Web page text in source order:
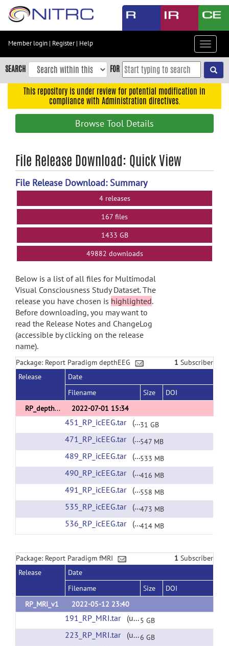
Skip
content
Skip
to
navigation
search
Member login | Register| Help
Toggle
SEARCH FOR
This repository is under review for potential modification in
compliance with Administration directives.
Browse Tool Details
File Release Download: Quick View
File Release Download: Summary
4 releases
167 files
1433 GB
49882 downloads
Below is a list of all files for Multimodal
Visual Consciousness Study Dataset. The
release you have chosen is highlighted.
Before downloading, you may want to
read the Release Notes and ChangeLog
(accessible by clicking on the release
name).
Package: Report Paradigm depthEEG 1 Subscriber
Release
Date
Filename
Size
DOI
RP_depthEEG_v1
2022-07-01 15:34
451_RP_icEEG.tar(url) 31 GB
471_RP_icEEG.tar(url) 547 MB
489_RP_icEEG.tar(url) 533 MB
490_RP_icEEG.tar(url) 416 MB
491_RP_icEEG.tar(url) 558 MB
535_RP_icEEG.tar(url) 473 MB
536_RP_icEEG.tar(url) 414 MB
Package: Report Paradigm fMRI 1 Subscriber
Release
Date
Filename
Size
DOI
RP_MRI_v1
2022-05-12 23:40
191_RP_MRI.tar(url) 5 GB
223_RP_MRI.tar(url) 6 GB